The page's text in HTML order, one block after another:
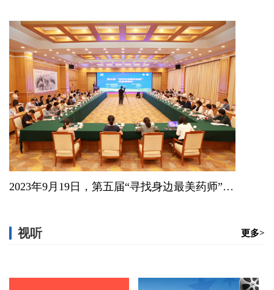
2023年9月19日，第五届“寻找身边最美药师”活动初审会在北京召开。
视听 更多>